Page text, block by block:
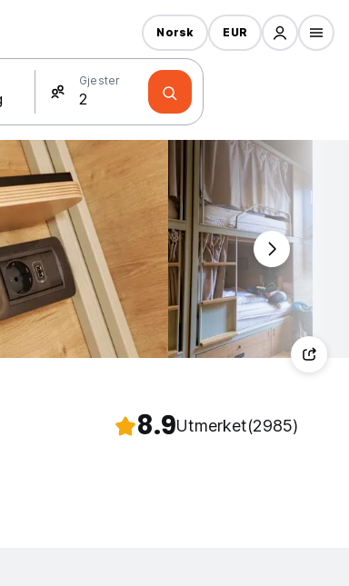
Gjester
Norsk EUR
8.9Utmerket(2985)